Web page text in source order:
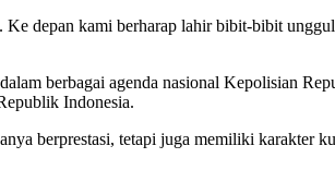
depan kami berharap lahir bibit-bibit
berbagai agenda nasional Kepolisian
Indonesia.
berprestasi, tetapi juga memiliki karakter